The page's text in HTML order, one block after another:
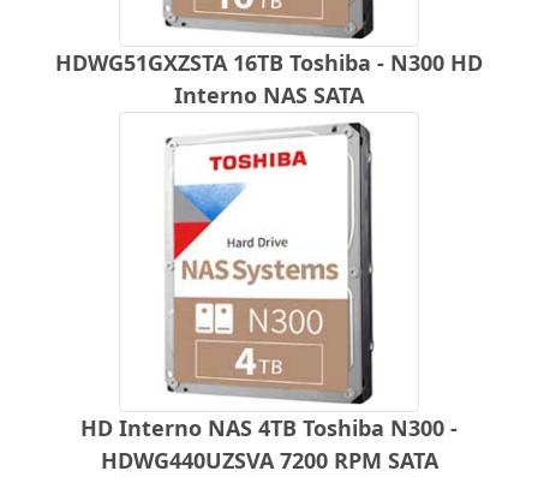
HDWG51GXZSTA 16TB Toshiba - N300 HD
Interno NAS SATA
HD Interno NAS 4TB Toshiba N300 -
HDWG440UZSVA 7200 RPM SATA